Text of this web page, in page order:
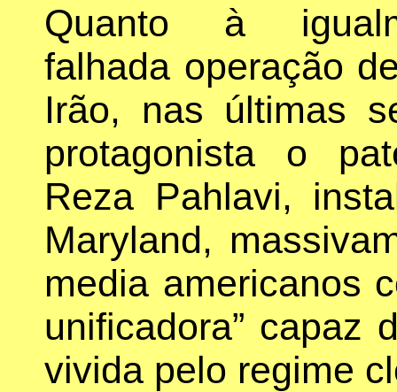
Quanto à
falhada operação
Irão, nas últimas
protagonista o
Reza Pahlavi,
Maryland,
media americanos
unificadora” capaz
vivida pelo regime